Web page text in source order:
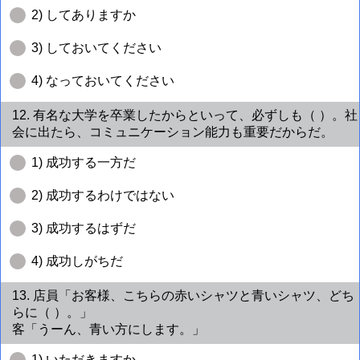
2) してありますか
3) しておいてください
4) なっておいてください
12. 有名な大学を卒業したからといって、必ずしも（ ）。社
会に出たら、コミュニケーション能力も重要だからだ。
1) 成功する一方だ
2) 成功するわけではない
3) 成功するはずだ
4) 成功しがちだ
13. 店員「お客様、こちらの赤いシャツと青いシャツ、どち
らに（ ）。」
客「うーん、青い方にします。」